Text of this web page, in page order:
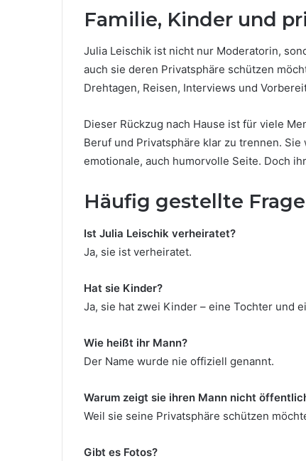
Familie, Kinder und
Julia Leischik ist nicht nur Moderatorin,
auch sie deren Privatsphäre schützen
Drehtagen, Reisen, Interviews und
Dieser Rückzug nach Hause ist für viele
Beruf und Privatsphäre klar zu trennen.
emotionale, auch humorvolle Seite. Doch
Häufig gestellte
Ist Julia Leischik verheiratet?
Ja, sie ist verheiratet.
Hat sie Kinder?
Ja, sie hat zwei Kinder – eine Tochter und
Wie heißt ihr Mann?
Der Name wurde nie offiziell genannt.
Warum zeigt sie ihren Mann nicht
Weil sie seine Privatsphäre schützen
Gibt es Fotos?